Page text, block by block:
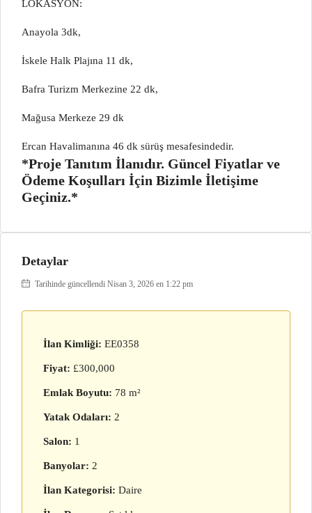
LOKASYON:
Anayola 3dk,
İskele Halk Plajına 11 dk,
Bafra Turizm Merkezine 22 dk,
Mağusa Merkeze 29 dk
Ercan Havalimanına 46 dk sürüş mesafesindedir.
*Proje Tanıtım İlanıdır. Güncel Fiyatlar ve
Ödeme Koşulları İçin Bizimle İletişime
Geçiniz.*
Detaylar
Tarihinde güncellendi Nisan 3, 2026 en 1:22 pm
İlan Kimliği: EE0358
Fiyat: £300,000
Emlak Boyutu: 78 m²
Yatak Odaları: 2
Salon: 1
Banyolar: 2
İlan Kategorisi: Daire